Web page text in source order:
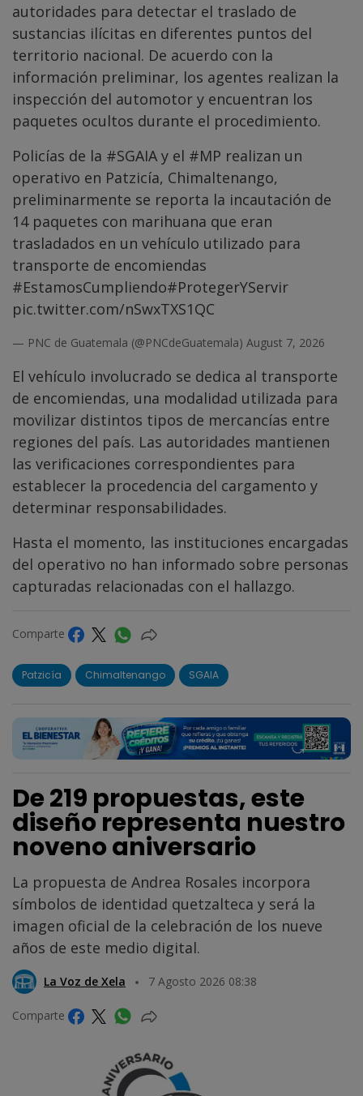
autoridades para detectar el traslado de
sustancias ilícitas en diferentes puntos del
territorio nacional. De acuerdo con la
información preliminar, los agentes realizan la
inspección del automotor y encuentran los
paquetes ocultos durante el procedimiento.
Policías de la #SGAIA y el #MP realizan un
operativo en Patzicía, Chimaltenango,
preliminarmente se reporta la incautación de
14 paquetes con marihuana que eran
trasladados en un vehículo utilizado para
transporte de encomiendas
#EstamosCumpliendo#ProtegerYServir
pic.twitter.com/nSwxTXS1QC
— PNC de Guatemala (@PNCdeGuatemala) August 7, 2026
El vehículo involucrado se dedica al transporte
de encomiendas, una modalidad utilizada para
movilizar distintos tipos de mercancías entre
regiones del país. Las autoridades mantienen
las verificaciones correspondientes para
establecer la procedencia del cargamento y
determinar responsabilidades.
Hasta el momento, las instituciones encargadas
del operativo no han informado sobre personas
capturadas relacionadas con el hallazgo.
Comparte
Patzicía Chimaltenango SGAIA
De 219 propuestas, este
diseño representa nuestro
noveno aniversario
La propuesta de Andrea Rosales incorpora
símbolos de identidad quetzalteca y será la
imagen oficial de la celebración de los nueve
años de este medio digital.
La Voz de Xela 7 Agosto 2026 08:38
Comparte